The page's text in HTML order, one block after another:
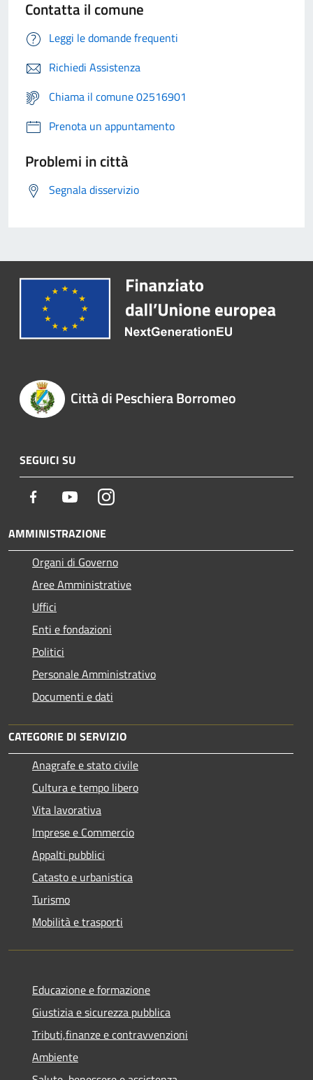
Contatta il comune
Leggi le domande frequenti
Richiedi Assistenza
Chiama il comune 02516901
Prenota un appuntamento
Problemi in città
Segnala disservizio
Città di Peschiera Borromeo
SEGUICI SU
Facebook YoutubeInstagram
AMMINISTRAZIONE
Organi di Governo
Aree Amministrative
Uffici
Enti e fondazioni
Politici
Personale Amministrativo
Documenti e dati
CATEGORIE DI SERVIZIO
Anagrafe e stato civile
Cultura e tempo libero
Vita lavorativa
Imprese e Commercio
Appalti pubblici
Catasto e urbanistica
Turismo
Mobilità e trasporti
Educazione e formazione
Giustizia e sicurezza pubblica
Tributi,finanze e contravvenzioni
Ambiente